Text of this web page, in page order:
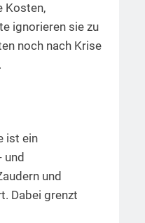
Kosten,
ignorieren sie zu
noch nach Krise
ist ein
und
und
Dabei grenzt